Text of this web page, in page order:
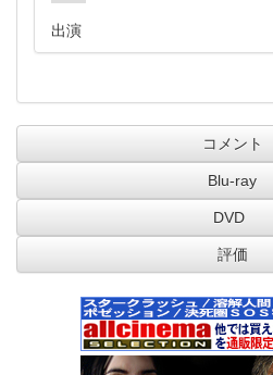
出演
コメント
Blu-ray
DVD
評価